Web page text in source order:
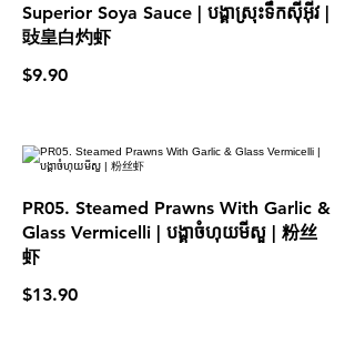
Superior Soya Sauce | បង្គាស្រុះទឹកស៊ីអ៊ីវ |
䜴皇白灼虾
$9.90
PR05. Steamed Prawns With Garlic &
Glass Vermicelli | បង្គាចំហុយមីសួ | 粉丝
虾
$13.90